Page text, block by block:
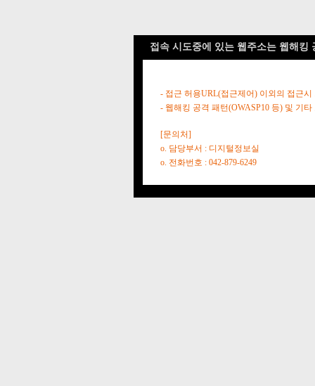
접속 시도중에 있는 웹주소는 웹해킹
- 접근 허용URL(접근제어) 이외의 접근시
- 웹해킹 공격 패턴(OWASP10 등) 및 기
[문의처]
o. 담당부서 : 디지털정보실
o. 전화번호 : 042-879-6249